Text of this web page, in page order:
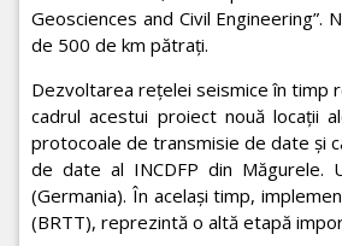
Geosciences and Civil
de 500 de km pătrați.
Dezvoltarea rețelei seismice în timp
cadrul acestui proiect nouă locații
protocoale de transmisie de date și
de date al INCDFP din Măgurele.
(Germania). În același timp,
(BRTT), reprezintă o altă etapă